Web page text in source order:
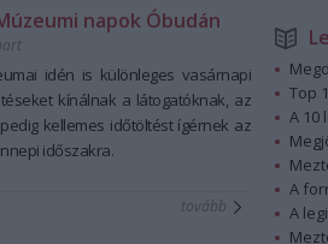
napok Óbudán
idén is különleges vasárnapi
kínálnak a látogatóknak, az
kellemes időtöltést ígérnek az
időszakra.
tovább
Top
A 10
A
A